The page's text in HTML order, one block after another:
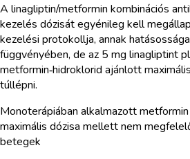
A linagliptin/metformin kombinációs
kezelés dózisát egyénileg kell
kezelési protokollja, annak
függvényében, de az 5 mg linagliptint
metformin‑hidroklorid ajánlott
túllépni.
Monoterápiában alkalmazott
maximális dózisa mellett nem
betegek